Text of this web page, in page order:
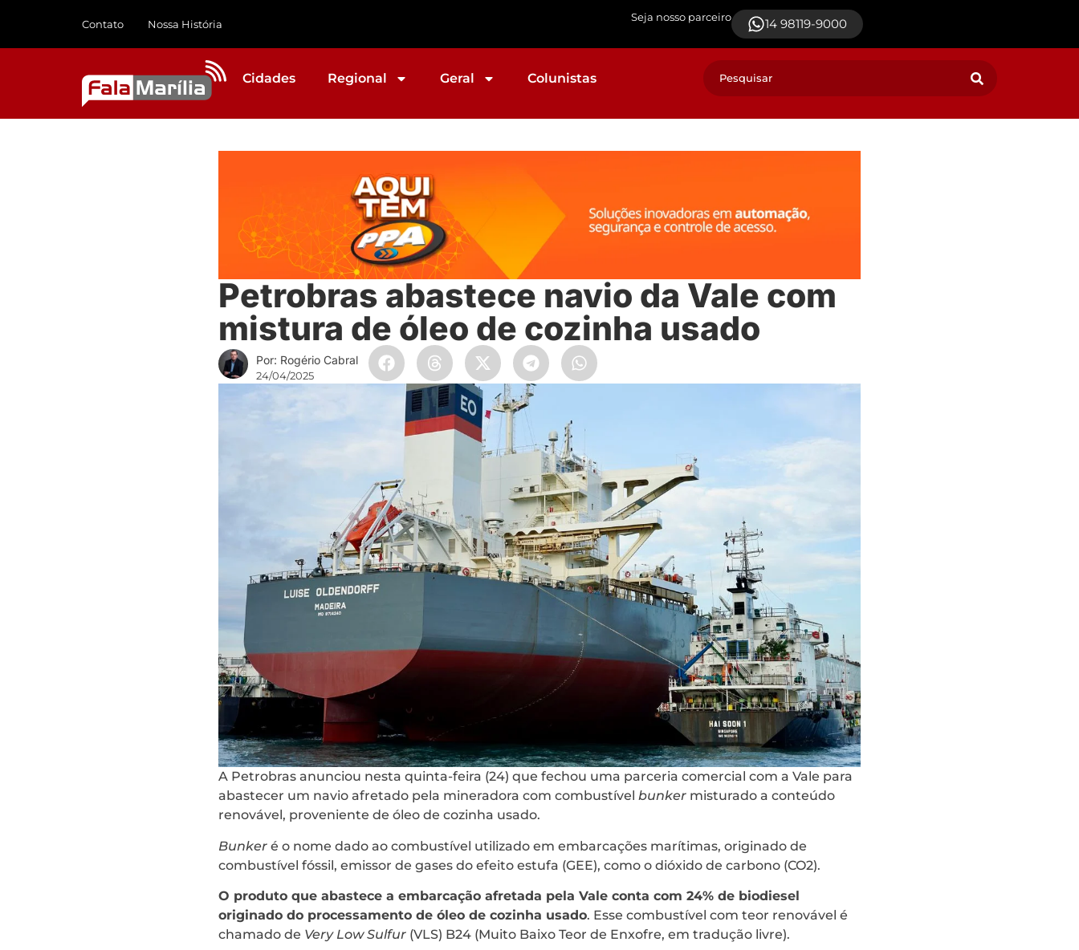
Contato Nossa História
Seja nosso parceiro 14 98119-9000
Cidades Regional Geral Colunistas
Petrobras abastece navio da Vale com
mistura de óleo de cozinha usado
Por: Rogério Cabral
24/04/2025
A Petrobras anunciou nesta quinta-feira (24) que fechou uma parceria comercial com a Vale para
abastecer um navio afretado pela mineradora com combustível bunker misturado a conteúdo
renovável, proveniente de óleo de cozinha usado.
Bunker é o nome dado ao combustível utilizado em embarcações marítimas, originado de
combustível fóssil, emissor de gases do efeito estufa (GEE), como o dióxido de carbono (CO2).
O produto que abastece a embarcação afretada pela Vale conta com 24% de biodiesel
originado do processamento de óleo de cozinha usado. Esse combustível com teor renovável é
chamado de Very Low Sulfur (VLS) B24 (Muito Baixo Teor de Enxofre, em tradução livre).